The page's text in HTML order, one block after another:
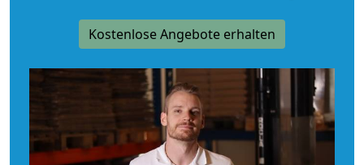
Kostenlose Angebote erhalten